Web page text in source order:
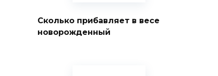
Сколько прибавляет в весе
новорожденный